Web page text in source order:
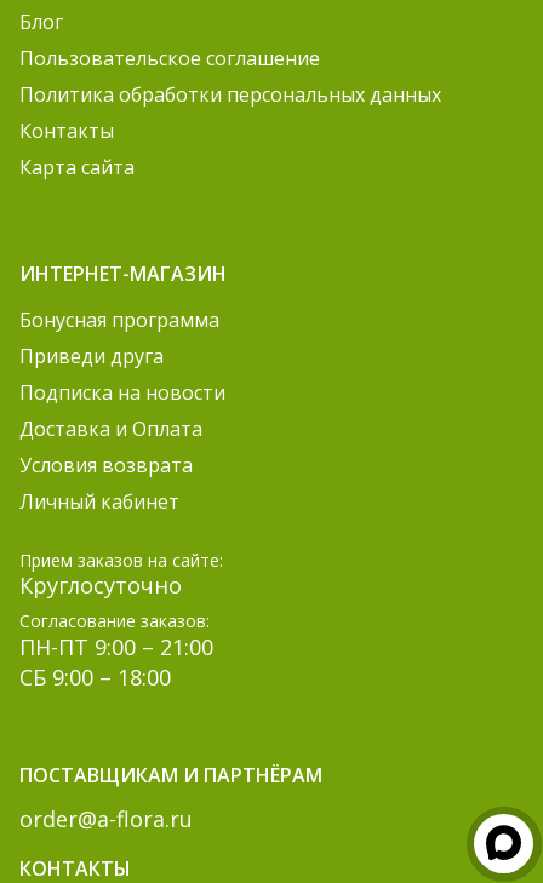
Блог
Пользовательское соглашение
Политика обработки персональных данных
Контакты
Карта сайта
ИНТЕРНЕТ-МАГАЗИН
Бонусная программа
Приведи друга
Подписка на новости
Доставка и Оплата
Условия возврата
Личный кабинет
Прием заказов на сайте:
Круглосуточно
Согласование заказов:
ПН-ПТ 9:00 – 21:00
СБ 9:00 – 18:00
ПОСТАВЩИКАМ И ПАРТНЁРАМ
order@a-flora.ru
КОНТАКТЫ